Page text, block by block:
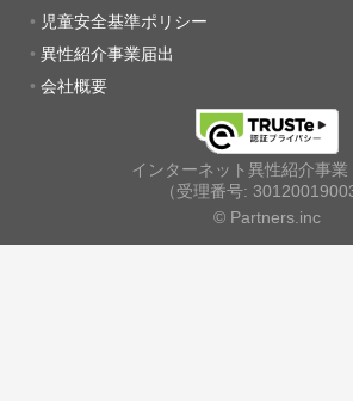
児童安全基準ポリシー
異性紹介事業届出
会社概要
インターネット異性紹介事業
（受理番号: 30120019003
© Partners.inc